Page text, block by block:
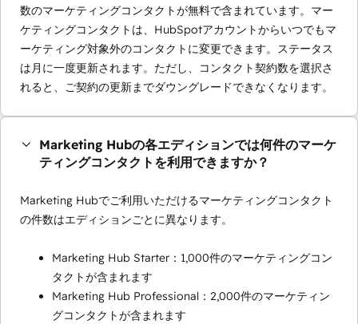
数のマーケティングコンタクトが無料で含まれています。マー
ケティングコンタクトは、HubSpotアカウントからいつでもマ
ーケティング対象外のコンタクトに変更できます。ステータス
は月に一度更新されます。ただし、コンタクト契約数を選択さ
れると、ご契約の更新までダウングレードできなくなります。
Marketing Hubの各エディションでは何件のマーケ
ティングコンタクトを利用できますか？
Marketing Hubでご利用いただけるマーケティングコンタクト
の件数はエディションごとに異なります。
Marketing Hub Starter：1,000件のマーケティングコン
タクトが含まれます
Marketing Hub Professional：2,000件のマーケティン
グコンタクトが含まれます